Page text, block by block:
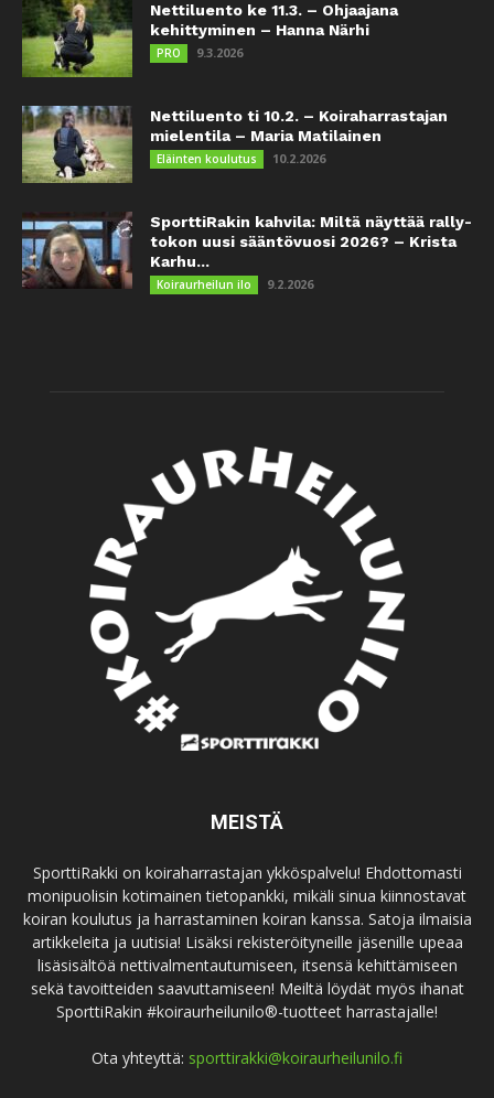
Nettiluento ke 11.3. – Ohjaajana
kehittyminen – Hanna Närhi
PRO 9.3.2026
Nettiluento ti 10.2. – Koiraharrastajan
mielentila – Maria Matilainen
Eläinten koulutus 10.2.2026
SporttiRakin kahvila: Miltä näyttää rally-
tokon uusi sääntövuosi 2026? – Krista
Karhu...
Koiraurheilun ilo 9.2.2026
MEISTÄ
SporttiRakki on koiraharrastajan ykköspalvelu! Ehdottomasti
monipuolisin kotimainen tietopankki, mikäli sinua kiinnostavat
koiran koulutus ja harrastaminen koiran kanssa. Satoja ilmaisia
artikkeleita ja uutisia! Lisäksi rekisteröityneille jäsenille upeaa
lisäsisältöä nettivalmentautumiseen, itsensä kehittämiseen
sekä tavoitteiden saavuttamiseen! Meiltä löydät myös ihanat
SporttiRakin #koiraurheilunilo®-tuotteet harrastajalle!
Ota yhteyttä: sporttirakki@koiraurheilunilo.fi